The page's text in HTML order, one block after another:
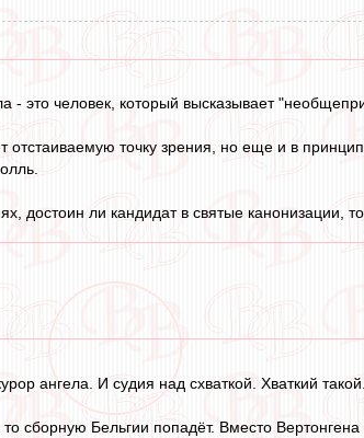
- это человек, который высказывает
отстаиваемую точку зрения, но еще и в
достоин ли кандидат в святые канонизации,
ангела. И судия над схваткой. Хваткий такой..
сборную Бельгии попадёт. Вместо Вертонгена